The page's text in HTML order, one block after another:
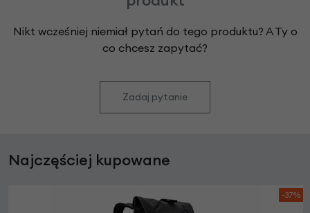
Nikt wcześniej niemiał pytań do tego produktu? A Ty o
co chcesz zapytać?
Zadaj pytanie
Najczęściej kupowane
-37%